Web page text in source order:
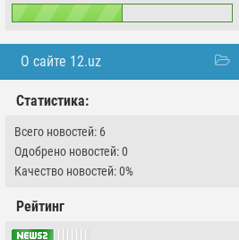
О сайте 12.uz
Статистика:
Всего новостей: 6
Одобрено новостей: 0
Качество новостей: 0%
Рейтинг